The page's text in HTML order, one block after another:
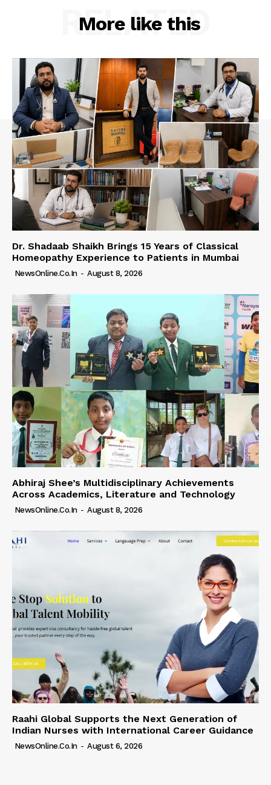
More like this
RELATED
Dr. Shadaab Shaikh Brings 15 Years of Classical
Homeopathy Experience to Patients in Mumbai
NewsOnline.co.in - August 8, 2026
Abhiraj Shee’s Multidisciplinary Achievements
Across Academics, Literature and Technology
NewsOnline.co.in - August 8, 2026
Raahi Global Supports the Next Generation of
Indian Nurses with International Career Guidance
NewsOnline.co.in - August 6, 2026